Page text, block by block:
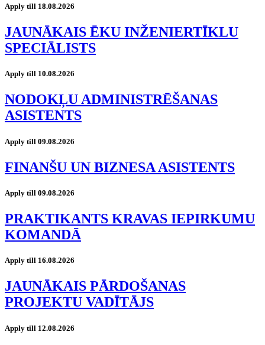
Apply till 18.08.2026
JAUNĀKAIS ĒKU INŽENIERTĪKLU
SPECIĀLISTS
Apply till 10.08.2026
NODOKĻU ADMINISTRĒŠANAS
ASISTENTS
Apply till 09.08.2026
FINANŠU UN BIZNESA ASISTENTS
Apply till 09.08.2026
PRAKTIKANTS KRAVAS IEPIRKUMU
KOMANDĀ
Apply till 16.08.2026
JAUNĀKAIS PĀRDOŠANAS
PROJEKTU VADĪTĀJS
Apply till 12.08.2026